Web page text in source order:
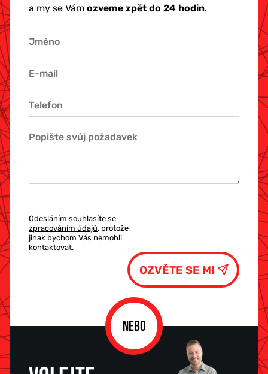
a my se Vám ozveme zpět do 24 hodin.
Odesláním souhlasíte se
zpracováním údajů, protože
jinak bychom Vás nemohli
kontaktovat.
NEBO